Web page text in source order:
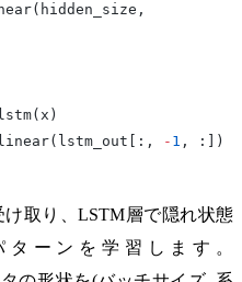
- 1 , :])
取り、LSTM層で隠れ状態
ーンを学習します。